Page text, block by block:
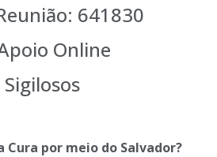
641830
Online
Cura por meio do Salvador?